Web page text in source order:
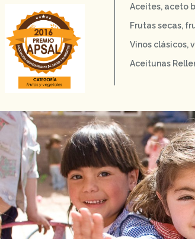
Aceites, aceto
Frutas secas,
Vinos clásicos,
Aceitunas